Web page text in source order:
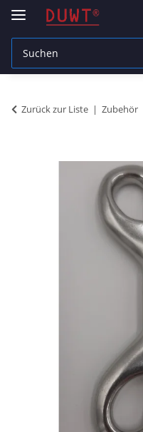
Zurück zur Liste Zubehör